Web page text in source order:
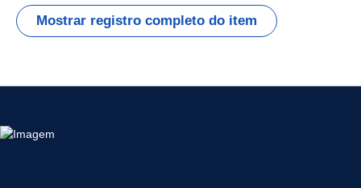
Mostrar registro completo do item